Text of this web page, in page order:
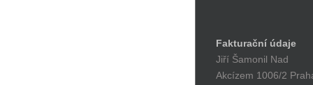
Fakturační údaje
Jiří Šamonil Nad
Akcízem 1006/2